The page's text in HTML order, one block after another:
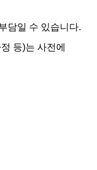
담일 수 있습니다.
등)는 사전에